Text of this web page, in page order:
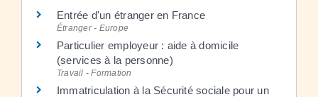
Entrée d'un étranger en France
Étranger - Europe
Particulier employeur : aide à domicile
(services à la personne)
Travail - Formation
Immatriculation à la Sécurité sociale pour un